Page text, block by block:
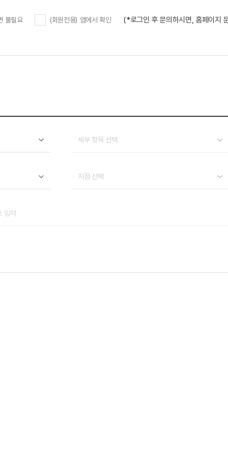
불필요 (회원전용) 앱에서 확인 (*로그인 후 문의하시면, 홈페이지
세부 항목 선택
지점 선택